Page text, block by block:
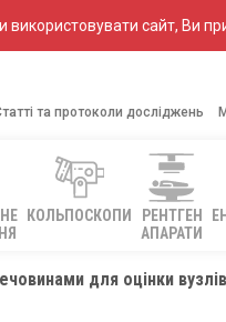
сайт, Ви
та протоколи досліджень
КОЛЬПОСКОПИ
РЕНТГЕН
АПАРАТИ
для оцінки